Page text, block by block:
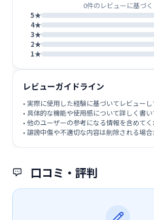
口コミ・評判
0件のレビューに基づく
5★
4★
3★
2★
1★
レビューガイドライン
• 実際に使用した経験に基づいてレビュー
• 具体的な機能や使用感について詳しく書
• 他のユーザーの参考になる情報を含めて
• 誹謗中傷や不適切な内容は削除される場